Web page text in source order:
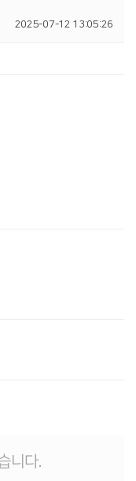
2025-07-12 13:05:26
니다.